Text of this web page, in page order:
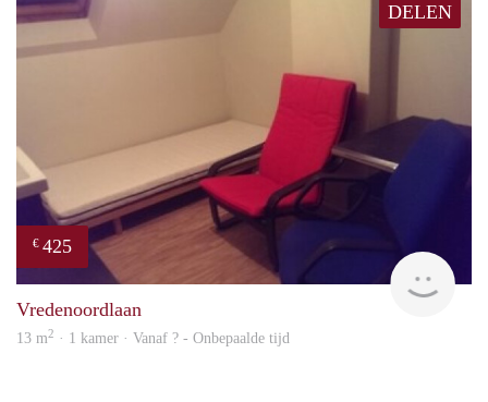
DELEN
€ 425
Vredenoordlaan
13 m2 · 1 kamer · Vanaf ? - Onbepaalde tijd